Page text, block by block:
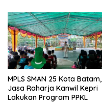
MPLS SMAN 25 Kota Batam,
Jasa Raharja Kanwil Kepri
Lakukan Program PPKL